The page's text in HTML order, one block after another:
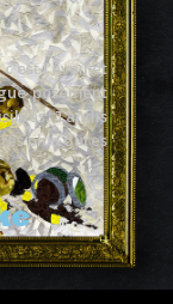
l’éveil et
posèment
Tandis
plus dures